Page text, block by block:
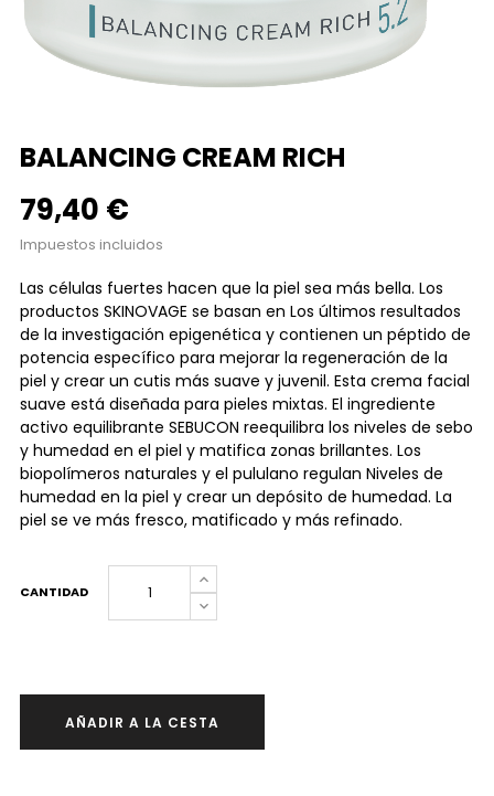
BALANCING CREAM RICH
79,40 €
Impuestos incluidos
Las células fuertes hacen que la piel sea más bella. Los
productos SKINOVAGE se basan en Los últimos resultados
de la investigación epigenética y contienen un péptido de
potencia específico para mejorar la regeneración de la
piel y crear un cutis más suave y juvenil. Esta crema facial
suave está diseñada para pieles mixtas. El ingrediente
activo equilibrante SEBUCON reequilibra los niveles de sebo
y humedad en el piel y matifica zonas brillantes. Los
biopolímeros naturales y el pululano regulan Niveles de
humedad en la piel y crear un depósito de humedad. La
piel se ve más fresco, matificado y más refinado.
CANTIDAD
AÑADIR A LA CESTA